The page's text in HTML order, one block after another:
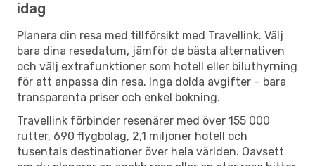
idag
Planera din resa med tillförsikt med Travellink. Välj
bara dina resedatum, jämför de bästa alternativen
och välj extrafunktioner som hotell eller biluthyrning
för att anpassa din resa. Inga dolda avgifter – bara
transparenta priser och enkel bokning.
Travellink förbinder resenärer med över 155 000
rutter, 690 flygbolag, 2,1 miljoner hotell och
tusentals destinationer över hela världen. Oavsett